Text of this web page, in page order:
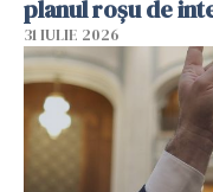
planul roșu de
31 IULIE 2026